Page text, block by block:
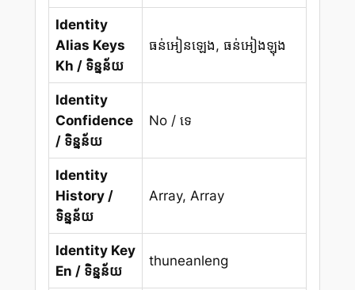
Identity
Alias Keys
Kh / ទិន្នន័យ
ធន់អៀនឡេង, ធន់អៀងឡុង
Identity
Confidence
/ ទិន្នន័យ
No / ទេ
Identity
History /
ទិន្នន័យ
Array, Array
Identity Key
En / ទិន្នន័យ
thuneanleng